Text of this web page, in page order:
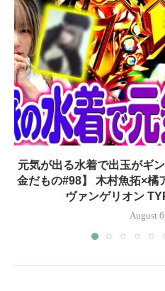
元気が出る水着で出玉がギ
金だもの#98】 木村魚拓×橘
ヴァンゲリオン
August